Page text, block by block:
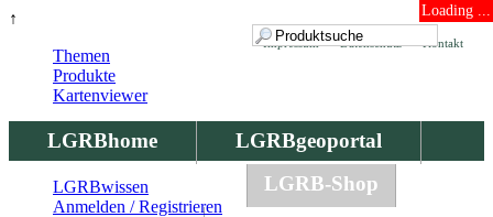
↑ Loading ...
Kontakt
Datenschutz
Impressum
LGRBhome
LGRBgeoportal
LGRBbohrungen
LGRB-Shop
Themen
Produkte
Kartenviewer
LGRBwissen
Anmelden / Registrieren